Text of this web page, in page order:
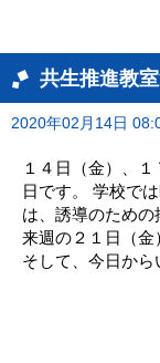
共生推進教
2020年02月14日
１４日（金）、
日です。 学校で
は、誘導のため
来週の２１日（金
そして、今日から